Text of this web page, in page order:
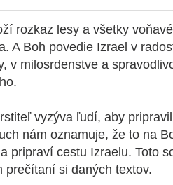
rozkaz lesy a všetky
A Boh povedie Izrael v
v milosrdenstve a
vyzýva ľudí, aby
nám oznamuje, že to na
pripraví cestu Izraelu. Toto
prečítaní si daných textov.